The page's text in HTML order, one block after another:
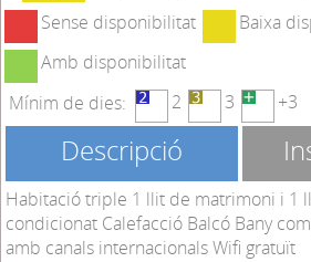
Sense disponibilitat
Baixa
Amb disponibilitat
Mínim de dies:
2 3 +3
Descripció
Habitació triple 1 llit de matrimoni i 1
condicionat Calefacció Balcó Bany
amb canals internacionals Wifi gratuït